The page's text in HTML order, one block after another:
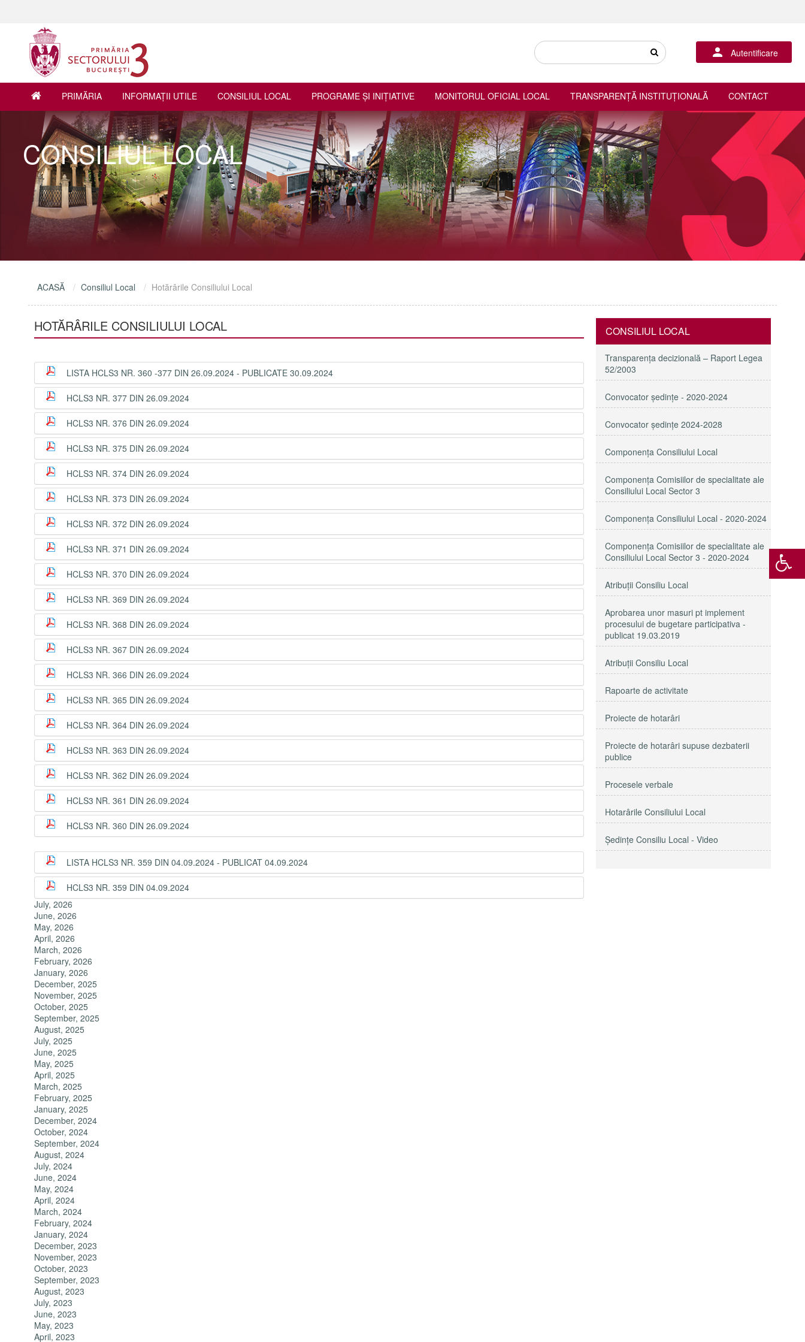
Autentificare
PRIMĂRIA INFORMAŢII UTILE CONSILIUL LOCAL PROGRAME ŞI INIŢIATIVE MONITORUL OFICIAL LOCAL TRANSPARENȚĂ INSTITUȚIONALĂ CONTACT
CONSILIUL LOCAL
ACASĂ Consiliul Local Hotărârile Consiliului Local
HOTĂRÂRILE CONSILIULUI LOCAL
LISTA HCLS3 NR. 360 -377 DIN 26.09.2024 - PUBLICATE 30.09.2024
HCLS3 NR. 377 DIN 26.09.2024
HCLS3 NR. 376 DIN 26.09.2024
HCLS3 NR. 375 DIN 26.09.2024
HCLS3 NR. 374 DIN 26.09.2024
HCLS3 NR. 373 DIN 26.09.2024
HCLS3 NR. 372 DIN 26.09.2024
HCLS3 NR. 371 DIN 26.09.2024
HCLS3 NR. 370 DIN 26.09.2024
HCLS3 NR. 369 DIN 26.09.2024
HCLS3 NR. 368 DIN 26.09.2024
HCLS3 NR. 367 DIN 26.09.2024
HCLS3 NR. 366 DIN 26.09.2024
HCLS3 NR. 365 DIN 26.09.2024
HCLS3 NR. 364 DIN 26.09.2024
HCLS3 NR. 363 DIN 26.09.2024
HCLS3 NR. 362 DIN 26.09.2024
HCLS3 NR. 361 DIN 26.09.2024
HCLS3 NR. 360 DIN 26.09.2024
LISTA HCLS3 NR. 359 DIN 04.09.2024 - PUBLICAT 04.09.2024
HCLS3 NR. 359 DIN 04.09.2024
July, 2026
June, 2026
May, 2026
April, 2026
March, 2026
February, 2026
January, 2026
December, 2025
November, 2025
October, 2025
September, 2025
August, 2025
July, 2025
June, 2025
May, 2025
April, 2025
March, 2025
February, 2025
January, 2025
December, 2024
October, 2024
September, 2024
August, 2024
July, 2024
June, 2024
May, 2024
April, 2024
March, 2024
February, 2024
January, 2024
December, 2023
November, 2023
October, 2023
September, 2023
August, 2023
July, 2023
June, 2023
May, 2023
April, 2023
CONSILIUL LOCAL
Transparenţa decizională – Raport Legea
52/2003
Convocator ședințe - 2020-2024
Convocator ședințe 2024-2028
Componența Consiliului Local
Componența Comisiilor de specialitate ale
Consiliului Local Sector 3
Componenţa Consiliului Local - 2020-2024
Componenţa Comisiilor de specialitate ale
Consiliului Local Sector 3 - 2020-2024
Atribuţii Consiliu Local
Aprobarea unor masuri pt implement
procesului de bugetare participativa -
publicat 19.03.2019
Atribuții Consiliu Local
Rapoarte de activitate
Proiecte de hotarâri
Proiecte de hotarâri supuse dezbaterii
publice
Procesele verbale
Hotarârile Consiliului Local
Şedinţe Consiliu Local - Video